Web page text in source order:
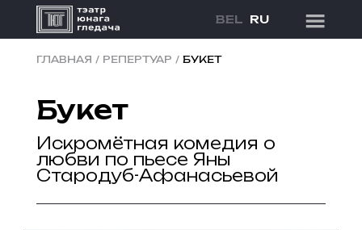
BEL RU
ГЛАВНАЯ / РЕПЕРТУАР / БУКЕТ
Букет
Искромётная комедия о
любви по пьесе Яны
Стародуб-Афанасьевой